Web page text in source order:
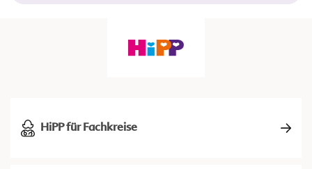
HiPP für Fachkreise